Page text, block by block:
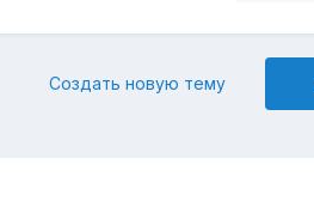
Создать новую тему